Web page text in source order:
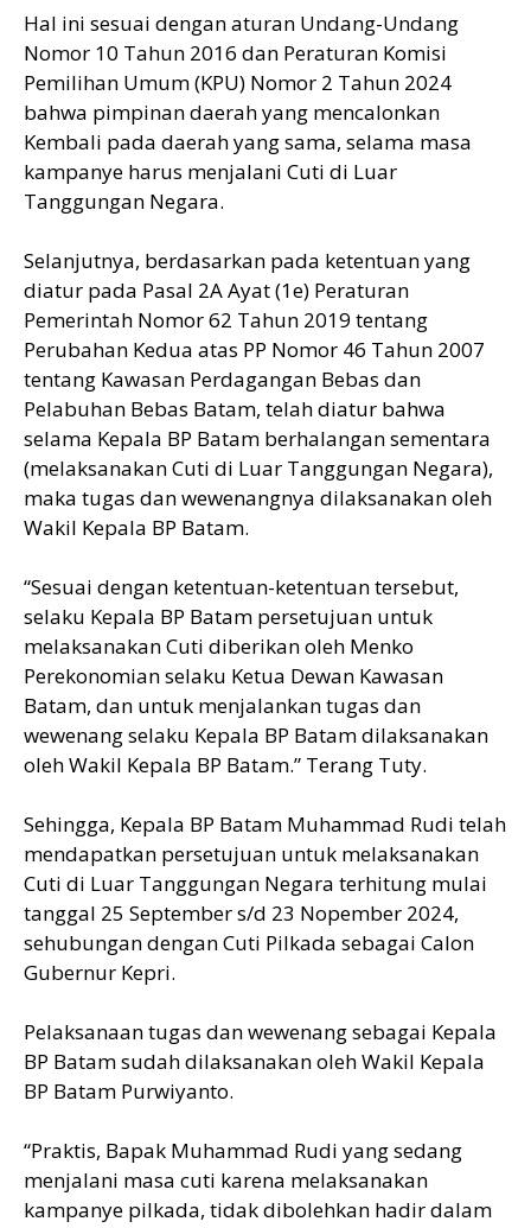
Hal ini sesuai dengan aturan Undang-Undang
Nomor 10 Tahun 2016 dan Peraturan Komisi
Pemilihan Umum (KPU) Nomor 2 Tahun 2024
bahwa pimpinan daerah yang mencalonkan
Kembali pada daerah yang sama, selama masa
kampanye harus menjalani Cuti di Luar
Tanggungan Negara.
Selanjutnya, berdasarkan pada ketentuan yang
diatur pada Pasal 2A Ayat (1e) Peraturan
Pemerintah Nomor 62 Tahun 2019 tentang
Perubahan Kedua atas PP Nomor 46 Tahun 2007
tentang Kawasan Perdagangan Bebas dan
Pelabuhan Bebas Batam, telah diatur bahwa
selama Kepala BP Batam berhalangan sementara
(melaksanakan Cuti di Luar Tanggungan Negara),
maka tugas dan wewenangnya dilaksanakan oleh
Wakil Kepala BP Batam.
“Sesuai dengan ketentuan-ketentuan tersebut,
selaku Kepala BP Batam persetujuan untuk
melaksanakan Cuti diberikan oleh Menko
Perekonomian selaku Ketua Dewan Kawasan
Batam, dan untuk menjalankan tugas dan
wewenang selaku Kepala BP Batam dilaksanakan
oleh Wakil Kepala BP Batam.” Terang Tuty.
Sehingga, Kepala BP Batam Muhammad Rudi telah
mendapatkan persetujuan untuk melaksanakan
Cuti di Luar Tanggungan Negara terhitung mulai
tanggal 25 September s/d 23 Nopember 2024,
sehubungan dengan Cuti Pilkada sebagai Calon
Gubernur Kepri.
Pelaksanaan tugas dan wewenang sebagai Kepala
BP Batam sudah dilaksanakan oleh Wakil Kepala
BP Batam Purwiyanto.
“Praktis, Bapak Muhammad Rudi yang sedang
menjalani masa cuti karena melaksanakan
kampanye pilkada, tidak dibolehkan hadir dalam